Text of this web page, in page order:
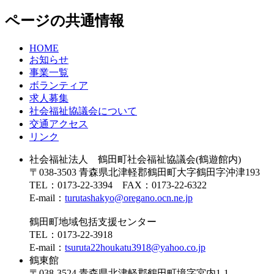
ページの共通情報
HOME
お知らせ
事業一覧
ボランティア
求人募集
社会福祉協議会について
交通アクセス
リンク
社会福祉法人 鶴田町社会福祉協議会(鶴遊館内)
〒038-3503 青森県北津軽郡鶴田町大字鶴田字沖津193
TEL：0173-22-3394 FAX：0173-22-6322
E-mail： turutashakyo@oregano.ocn.ne.jp
鶴田町地域包括支援センター
TEL：0173-22-3918
E-mail： tsuruta22houkatu3918@yahoo.co.jp
鶴東館